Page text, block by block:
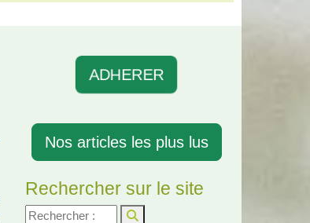
ADHERER
Nos articles les plus lus
Rechercher sur le site